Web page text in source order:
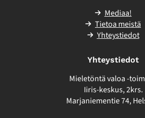
Mediaa!
Tietoa meistä
Yhteystiedot
Yhteystiedot
Mieletöntä valoa -
Iiris-keskus, 2krs.
Marjaniementie 74,